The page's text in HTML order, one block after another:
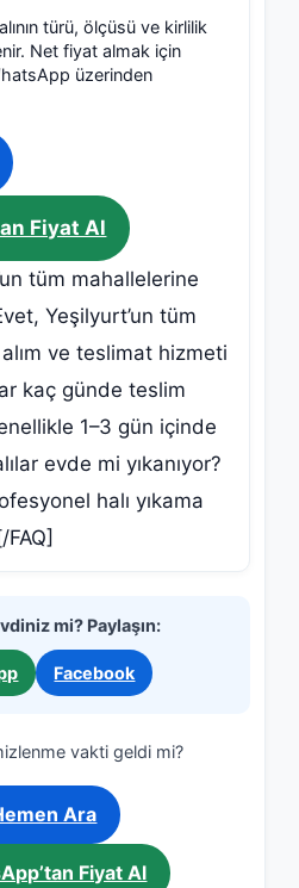
türü, ölçüsü ve kirlilik
Net fiyat almak için
üzerinden
Fiyat Al
tüm mahallelerine
Yeşilyurt’un tüm
ve teslimat hizmeti
kaç günde teslim
1–3 gün içinde
evde mi yıkanıyor?
halı yıkama
mi? Paylaşın:
Facebook
vakti geldi mi?
Ara
Fiyat Al